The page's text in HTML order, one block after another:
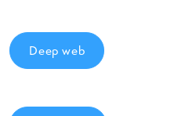
Deep web